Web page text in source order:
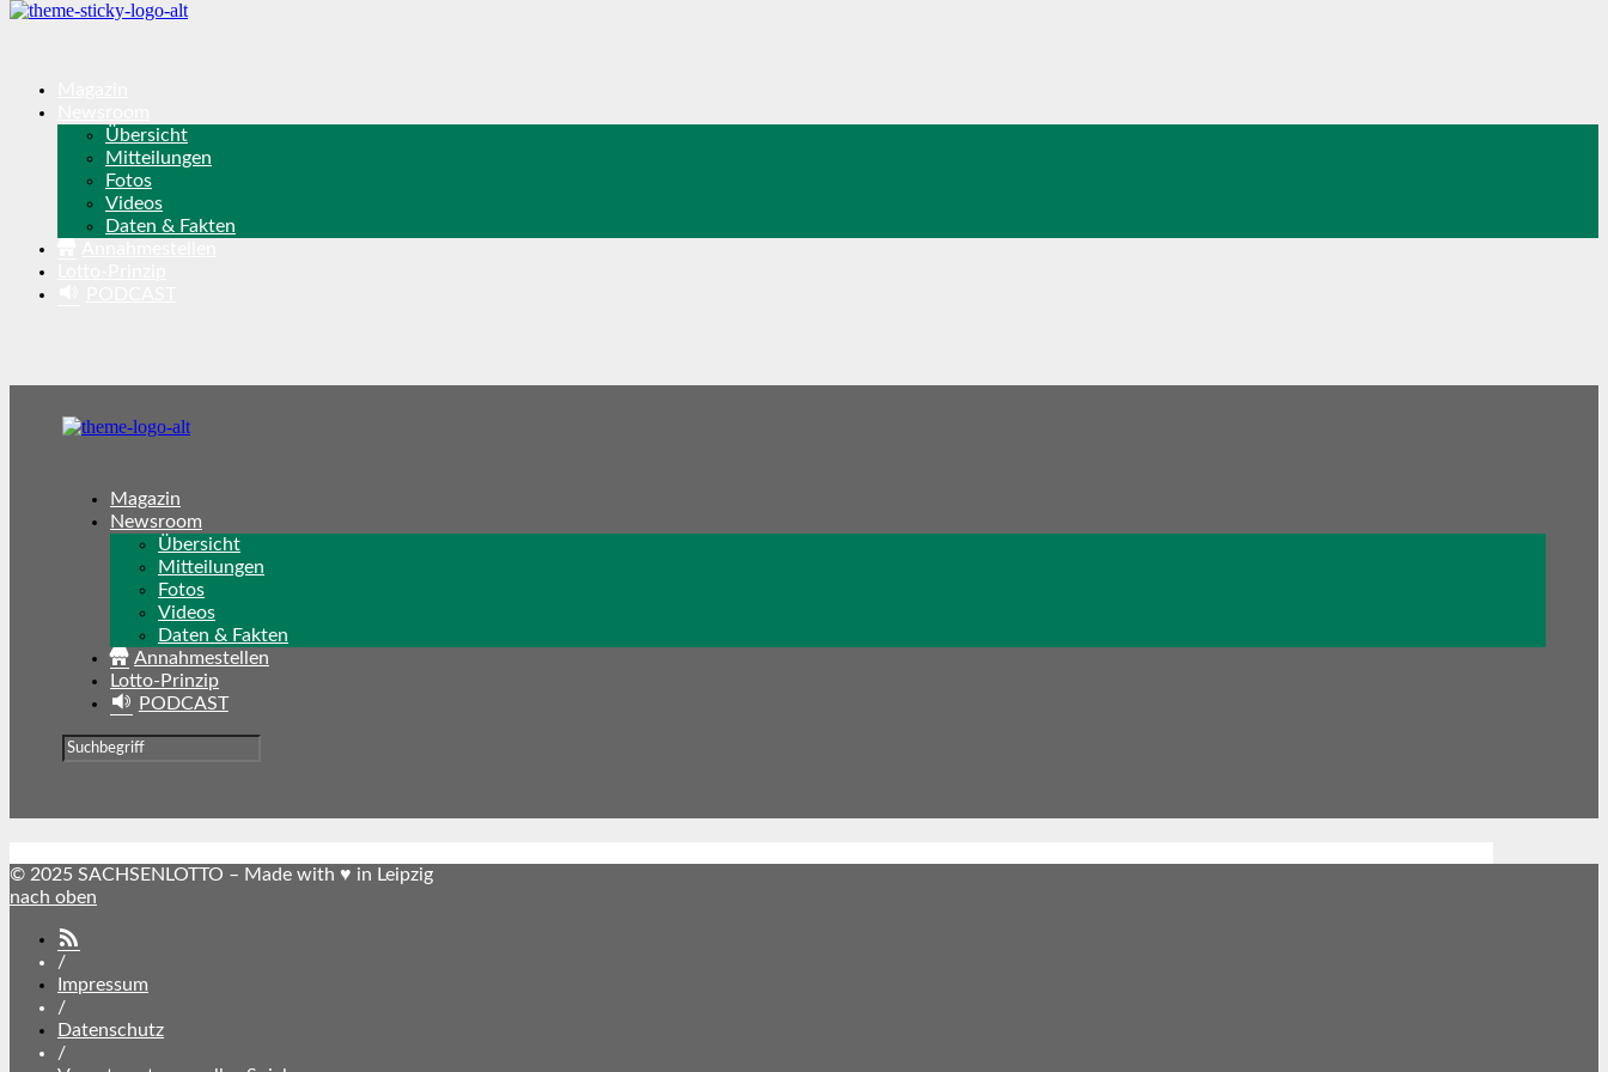
Übersicht
Mitteilungen
Fotos
Videos
Daten & Fakten
Magazin
Newsroom
Übersicht
Mitteilungen
Fotos
Videos
Daten & Fakten
Annahmestellen
Lotto-Prinzip
PODCAST
© 2025 SACHSENLOTTO – Made with ♥ in Leipzig
nach oben
/
Impressum
/
Datenschutz
/